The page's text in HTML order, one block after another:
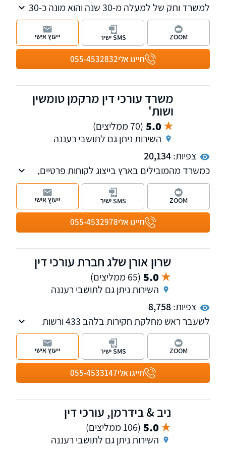
למשרד ותק של למעלה מ-30 שנה והוא מונה כ-30
עובדים ותיקים ומנוסים, דוברי 19 שפות שונות.
המשרד מחולק ל-3 מחלקות שונות – מחלקת
אזרחויות אירופאיות, השקעות ודין זר, מחלקת נזיקין
ו מחלקת הגיל השלישי. המשרד ממוקם בתל אביב
ומעניק שירות ברחבי הארץ.
חייגו אלי055-4532832
ZOOM SMS ישיר ייעוץ אישי
משרד עורכי דין מרקמן טומשין
ושות'
5.0 (70 ממליצים)
השירות ניתן גם לתושבי רעננה
צפיות:20,134
כמשרד מהמובילים בארץ בייצוג לקוחות פרטיים,
אנחנו מטפלים בתחומי נזקי הגוף, ביטוח לאומי,
פטור ממס, רשלנות רפואית, נכי צה"ל ותאונות
דרכים.
לרשותכם 11 סניפים של המשרד ברחבי הארץ:
בחיפה, ראש פינה, טבריה, עפולה, פתח תקווה, תל
למי שמעוניין, אנחנו מאפשרים פתיחת תיקים גם
חייגו אלי055-4532978
ZOOM SMS ישיר ייעוץ אישי
שרון אורן שלג חברת עורכי דין
5.0 (65 ממליצים)
השירות ניתן גם לתושבי רעננה
צפיות:8,758
לשעבר ראש מחלקת חקירות בלהב 433 ורשות
התחרות, היה למעלה מ-15 שנים חלק בכיר
במערכות אכיפת החוק בישראל, ניסיון רב בניהול
תיקים פליליים מורכבים. שלוחות בחדרה ובתל
אביב, שירות בכל רחבי הארץ.
חייגו אלי055-4533147
ZOOM SMS ישיר ייעוץ אישי
ניב & בידרמן, עורכי דין
5.0 (106 ממליצים)
השירות ניתן גם לתושבי רעננה